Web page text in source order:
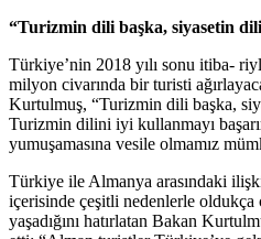
“Turizmin dili başka, siyasetin
Türkiye’nin 2018 yılı sonu itiba-
milyon civarında bir turisti
Kurtulmuş, “Turizmin dili başka,
Turizmin dilini iyi kullanmayı
yumuşamasına vesile olmamız
Türkiye ile Almanya arasındaki
içerisinde çeşitli nedenlerle
yaşadığını hatırlatan Bakan